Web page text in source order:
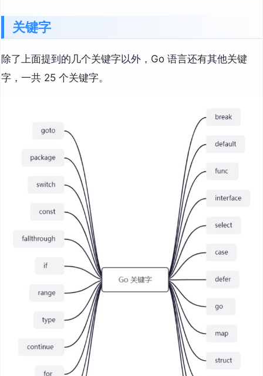
关键字
除了上面提到的几个关键字以外，Go 语言还有其他关键
字，一共 25 个关键字。